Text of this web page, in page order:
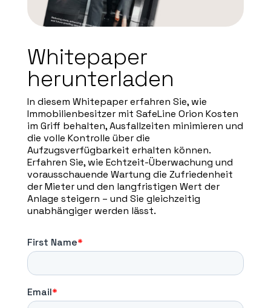
Whitepaper
herunterladen
In diesem Whitepaper erfahren Sie, wie
Immobilienbesitzer mit SafeLine Orion Kosten
im Griff behalten, Ausfallzeiten minimieren und
die volle Kontrolle über die
Aufzugsverfügbarkeit erhalten können.
Erfahren Sie, wie Echtzeit-Überwachung und
vorausschauende Wartung die Zufriedenheit
der Mieter und den langfristigen Wert der
Anlage steigern – und Sie gleichzeitig
unabhängiger werden lässt.